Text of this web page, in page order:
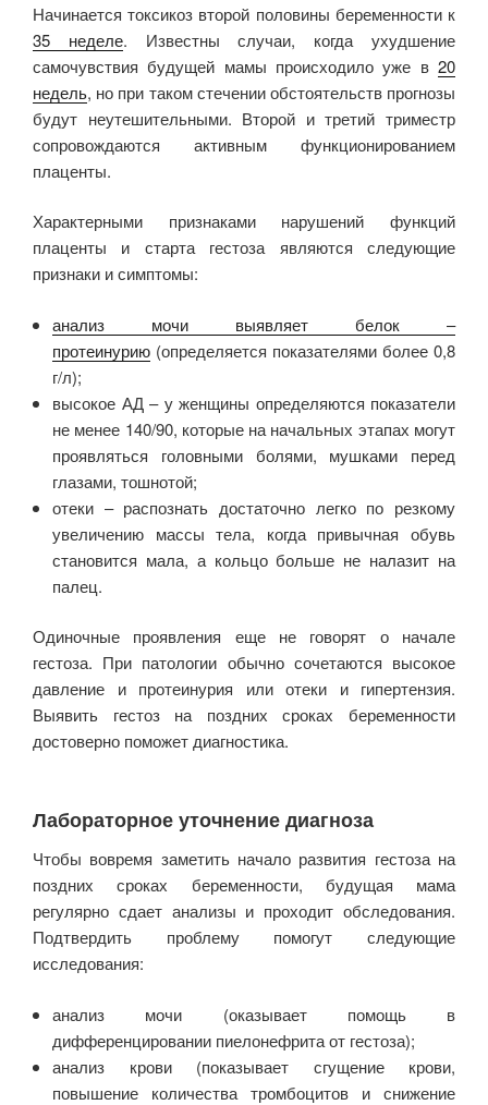
Начинается токсикоз второй половины беременности к
35 неделе. Известны случаи, когда ухудшение
самочувствия будущей мамы происходило уже в 20
недель, но при таком стечении обстоятельств прогнозы
будут неутешительными. Второй и третий триместр
сопровождаются активным функционированием
плаценты.
Характерными признаками нарушений функций
плаценты и старта гестоза являются следующие
признаки и симптомы:
анализ мочи выявляет белок –
протеинурию (определяется показателями более 0,8
г/л);
высокое АД – у женщины определяются показатели
не менее 140/90, которые на начальных этапах могут
проявляться головными болями, мушками перед
глазами, тошнотой;
отеки – распознать достаточно легко по резкому
увеличению массы тела, когда привычная обувь
становится мала, а кольцо больше не налазит на
палец.
Одиночные проявления еще не говорят о начале
гестоза. При патологии обычно сочетаются высокое
давление и протеинурия или отеки и гипертензия.
Выявить гестоз на поздних сроках беременности
достоверно поможет диагностика.
Лабораторное уточнение диагноза
Чтобы вовремя заметить начало развития гестоза на
поздних сроках беременности, будущая мама
регулярно сдает анализы и проходит обследования.
Подтвердить проблему помогут следующие
исследования:
анализ мочи (оказывает помощь в
дифференцировании пиелонефрита от гестоза);
анализ крови (показывает сгущение крови,
повышение количества тромбоцитов и снижение